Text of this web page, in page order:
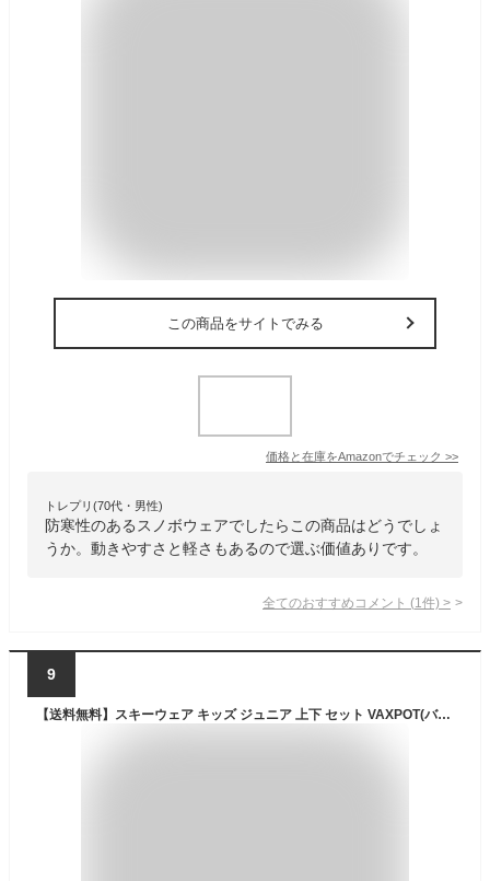
この商品をサイトでみる
価格と在庫をAmazonでチェック >>
トレプリ(70代・男性)
防寒性のあるスノボウェアでしたらこの商品はどうでしょ
うか。動きやすさと軽さもあるので選ぶ価値ありです。
全てのおすすめコメント (1 件) >
9
【送料無料】スキーウェア キッズ ジュニア 上下 セット VAXPOT(バックスポット) 子供 スキー ウエア 上下セット VA-2030【耐水圧 2000mm 撥水加工 雪遊び スノボ】【スノーボードウェア スノーブーツ ゴーグル グローブ ソックス とあわせて】[返品交換不可]